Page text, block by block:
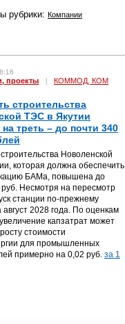
рубрики: Компании
проекты |
КОММОД, КОМ
строительства
ТЭС в Якутии
треть – до почти 340
Новоленской
которая должна обеспечить
БАМа, повышена до
Несмотря на пересмотр
станции по-прежнему
2028 года. По оценкам
капзатрат может
стоимости
для промышленных
примерно на 0,02 руб. за 1